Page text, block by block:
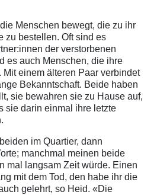
Menschen bewegt, die zu ihr
zu bestellen. Oft sind es
der verstorbenen
es auch Menschen, die ihre
einem älteren Paar verbindet
Bekanntschaft. Beide haben
sie bewahren sie zu Hause auf,
sie darin einmal ihre letzte
im Quartier, dann
manchmal meinen beide
mal langsam Zeit würde. Einen
mit dem Tod, den habe ihr die
gelehrt, so Heid. «Die